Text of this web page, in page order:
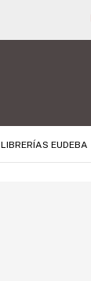
LIBRERÍAS EUDEBA